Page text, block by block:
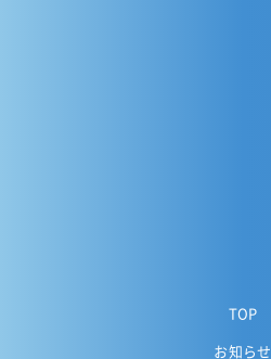
TOP
お知らせ